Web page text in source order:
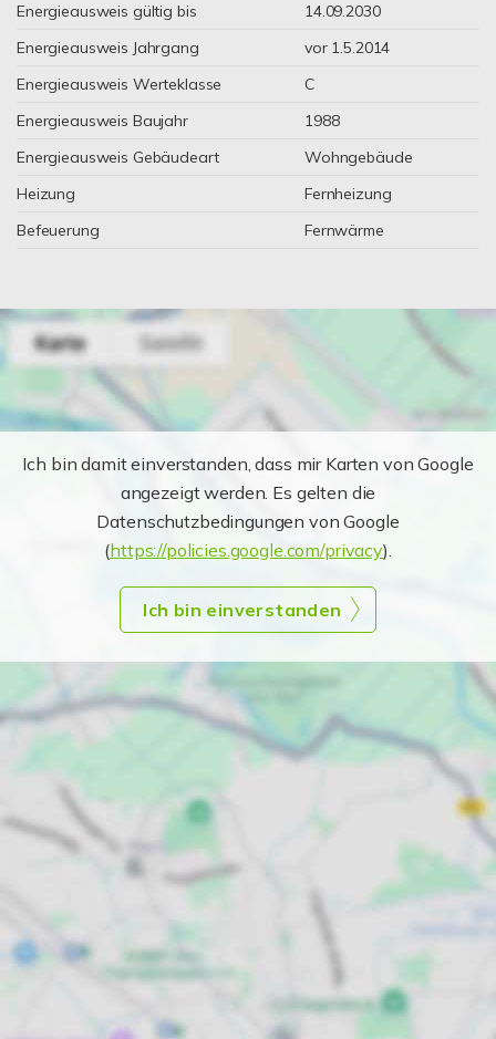
Energieausweis gültig bis
14.09.2030
Energieausweis Jahrgang
vor 1.5.2014
Energieausweis Werteklasse
C
Energieausweis Baujahr
1988
Energieausweis Gebäudeart
Wohngebäude
Heizung
Fernheizung
Befeuerung
Fernwärme
Ich bin damit einverstanden, dass mir Karten von Google
angezeigt werden. Es gelten die
Datenschutzbedingungen von Google
(https://policies.google.com/privacy).
Ich bin einverstanden